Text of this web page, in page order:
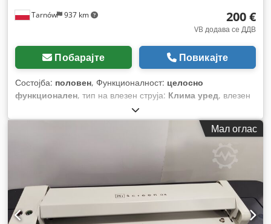
Tarnów 937 km 200 €
VB додава се ДДВ
Побарајте Повикајте
Состојба: половен, Функционалност: целосно
функционален, тип на влезен струја: Клима уред, влезен
, вкупна ширина:216 мм
мм, вкупна висина:127 мм, број на кертриџи со мастило:4,
, максимална
, најголема ширина на хартија:
, максимална височина на
, резолуција (макс.):
1.200 DPI (точки на
инч), потребна височина:356 мм, Опрема:автоматски
дуплекс
Мал оглас